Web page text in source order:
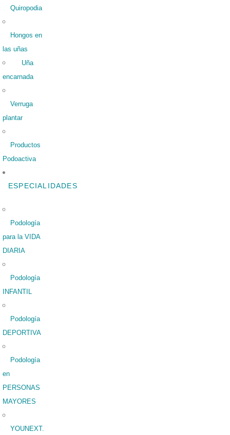
Quiropodia
Hongos en
las uñas
Uña
encarnada
Verruga
plantar
Productos
Podoactiva
ESPECIALIDADES
Podología
para la VIDA
DIARIA
Podología
INFANTIL
Podología
DEPORTIVA
Podología
en
PERSONAS
MAYORES
YOUNEXT.